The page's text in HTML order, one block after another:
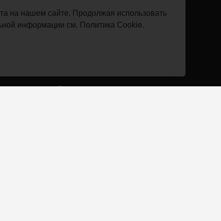
Отзывы
Вопрос-ответ
на нашем сайте. Продолжая использовать
информации см. Политика Cookie.